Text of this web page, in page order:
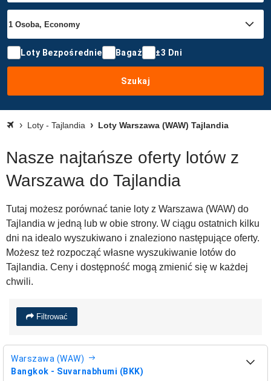
Loty Bezpośrednie Bagaż ±3 Dni
Szukaj
Loty - Tajlandia Loty Warszawa (WAW) Tajlandia
Nasze najtańsze oferty lotów z
Warszawa do Tajlandia
Tutaj możesz porównać tanie loty z Warszawa (WAW) do
Tajlandia w jedną lub w obie strony. W ciągu ostatnich kilku
dni na idealo wyszukiwano i znaleziono następujące oferty.
Możesz też rozpocząć własne wyszukiwanie lotów do
Tajlandia. Ceny i dostępność mogą zmienić się w każdej
chwili.
Filtrować
Warszawa (WAW)
Bangkok - Suvarnabhumi (BKK)